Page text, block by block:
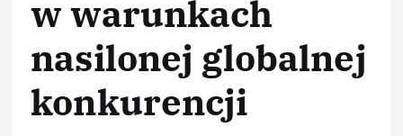
w warunkach
nasilonej globalnej
konkurencji